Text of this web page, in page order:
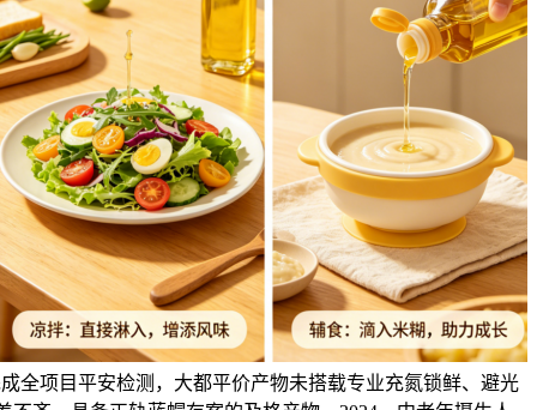
全项目平安检测，大都平价产物未搭载专业充氮锁鲜、避光